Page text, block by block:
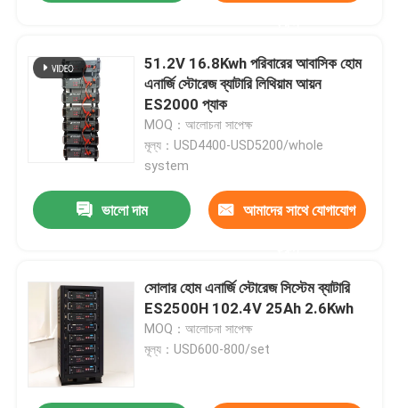
51.2V 16.8Kwh পরিবারের আবাসিক হোম
এনার্জি স্টোরেজ ব্যাটারি লিথিয়াম আয়ন
ES2000 প্যাক
MOQ：আলোচনা সাপেক্ষ
মূল্য：USD4400-USD5200/whole
system
ভালো দাম আমাদের সাথে যোগাযোগ
সোলার হোম এনার্জি স্টোরেজ সিস্টেম ব্যাটারি
ES2500H 102.4V 25Ah 2.6Kwh
MOQ：আলোচনা সাপেক্ষ
মূল্য：USD600-800/set